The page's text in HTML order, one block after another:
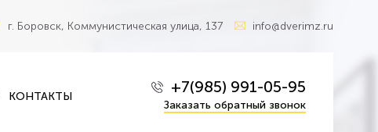
г. Боровск, Коммунистическая улица, 137 info@dverimz.ru
КОНТАКТЫ +7(985) 991-05-95
Заказать обратный звонок